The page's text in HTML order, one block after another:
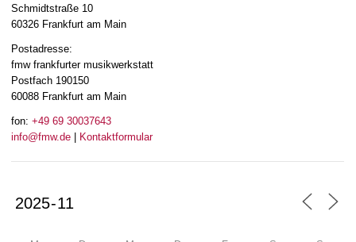
Schmidtstraße 10
60326 Frankfurt am Main
Postadresse:
fmw frankfurter musikwerkstatt
Postfach 190150
60088 Frankfurt am Main
fon: +49 69 30037643
info@fmw.de
Kontaktformular